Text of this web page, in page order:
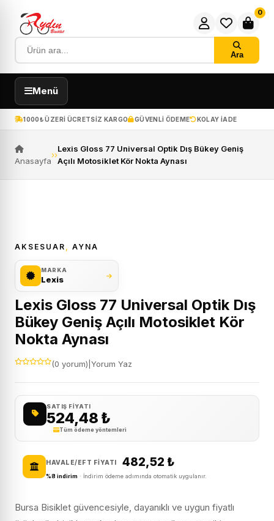
Ara
0
Menü
1000₺ ÜZERI ÜCRETSIZ KARGO GÜVENLI ÖDEME KOLAY IADE
Anasayfa
››
Lexis Gloss 77 Universal Optik Dış Bükey Geniş
Açılı Motosiklet Kör Nokta Aynası
AKSESUAR AYNA
MARKA
Lexis
Lexis Gloss 77 Universal Optik Dış
Bükey Geniş Açılı Motosiklet Kör
Nokta Aynası
(0 yorum) Yorum Yaz
SATIŞ FIYATI
524,48 ₺
Tüm ödeme yöntemleri
HAVALE/EFT FIYATI 482,52 ₺
%8 indirim · İndirim ödeme adımında otomatik uygulanır.
Bursa Bisiklet güvencesiyle, dayanıklı ve uygun fiyatlı